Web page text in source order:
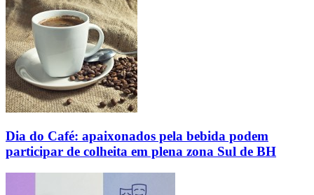
Dia do Café: apaixonados pela bebida podem
participar de colheita em plena zona Sul de BH